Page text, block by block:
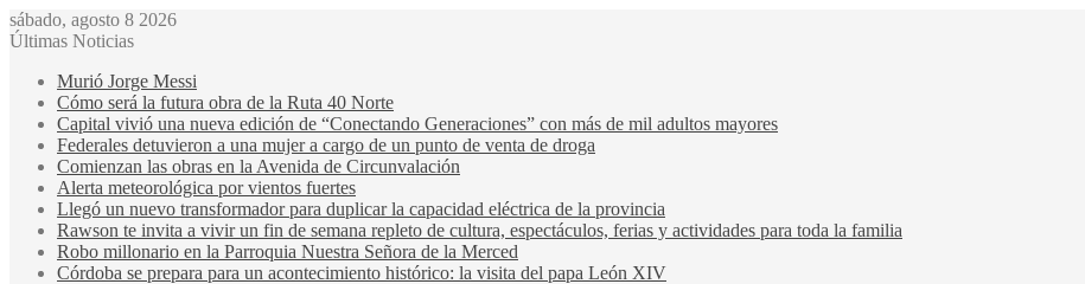
sábado, agosto 8 2026
Últimas Noticias
Murió Jorge Messi
Cómo será la futura obra de la Ruta 40 Norte
Capital vivió una nueva edición de “Conectando Generaciones” con más de mil adultos mayores
Federales detuvieron a una mujer a cargo de un punto de venta de droga
Comienzan las obras en la Avenida de Circunvalación
Alerta meteorológica por vientos fuertes
Llegó un nuevo transformador para duplicar la capacidad eléctrica de la provincia
Rawson te invita a vivir un fin de semana repleto de cultura, espectáculos, ferias y actividades para toda la familia
Robo millonario en la Parroquia Nuestra Señora de la Merced
Córdoba se prepara para un acontecimiento histórico: la visita del papa León XIV